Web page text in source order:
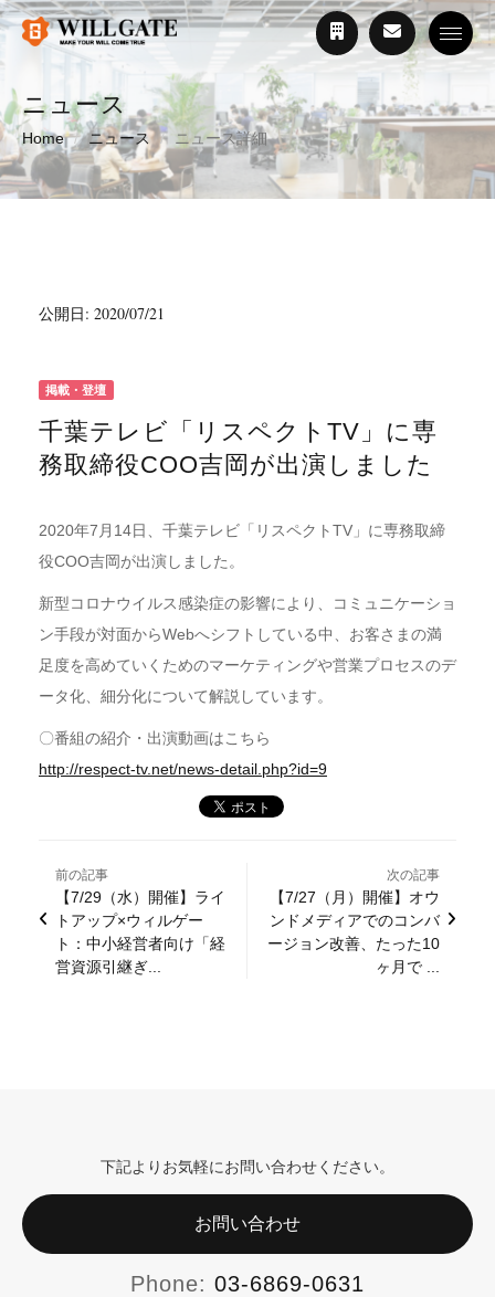
ニュース
Home ニュース ニュース詳細
公開日: 2020/07/21
掲載・登壇
千葉テレビ「リスペクトTV」に専
務取締役COO吉岡が出演しました
2020年7月14日、千葉テレビ「リスペクトTV」に専務取締
役COO吉岡が出演しました。
新型コロナウイルス感染症の影響により、コミュニケーショ
ン手段が対面からWebへシフトしている中、お客さまの満
足度を高めていくためのマーケティングや営業プロセスのデ
ータ化、細分化について解説しています。
〇番組の紹介・出演動画はこちら
http://respect-tv.net/news-detail.php?id=9
前の記事
【7/29（水）開催】ライ
トアップ×ウィルゲー
ト：中小経営者向け「経
営資源引継ぎ...
次の記事
【7/27（月）開催】オウ
ンドメディアでのコンバ
ージョン改善、たった10
ヶ月で ...
下記よりお気軽にお問い合わせください。
お問い合わせ
Phone: 03-6869-0631